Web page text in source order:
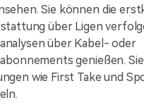
Sie können die
über Ligen
über Kabel- oder
genießen.
wie First Take und